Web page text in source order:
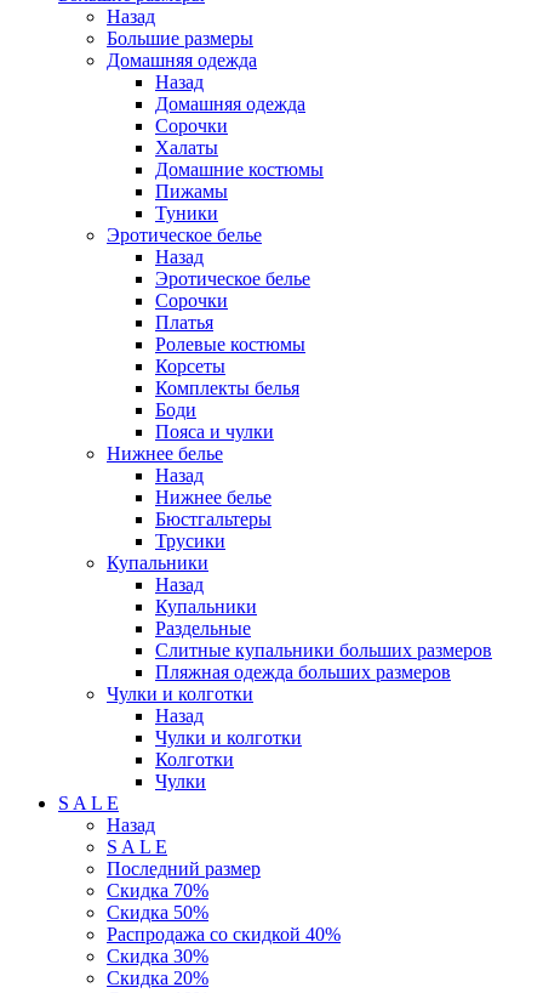
Назад
Большие размеры
Домашняя одежда
Назад
Домашняя одежда
Сорочки
Халаты
Домашние костюмы
Пижамы
Туники
Эротическое белье
Назад
Эротическое белье
Сорочки
Платья
Ролевые костюмы
Корсеты
Комплекты белья
Боди
Пояса и чулки
Нижнее белье
Назад
Нижнее белье
Бюстгальтеры
Трусики
Купальники
Назад
Купальники
Раздельные
Слитные купальники больших размеров
Пляжная одежда больших размеров
Чулки и колготки
Назад
Чулки и колготки
Колготки
Чулки
S A L E
Назад
S A L E
Последний размер
Скидка 70%
Скидка 50%
Распродажа со скидкой 40%
Скидка 30%
Скидка 20%